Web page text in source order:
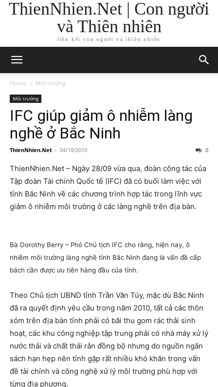
ThienNhien.Net | Con người
và Thiên nhiên
liên kết con người và thiên nhiên
Home Môi trường
Môi trường
IFC giúp giảm ô nhiễm làng
nghề ở Bắc Ninh
ThienNhien.Net - 04/10/2010 0
ThienNhien.Net – Ngày 28/09 vừa qua, đoàn công tác của
Tập đoàn Tài chính Quốc tế (IFC) đã có buổi làm việc với
tỉnh Bắc Ninh về các chương trình hợp tác trong lĩnh vực
giảm ô nhiễm môi trường ở các làng nghề trên địa bàn.
Bà Dorothy Berry – Phó Chủ tịch IFC cho rằng, hiện nay, ô
nhiễm môi trường làng nghề tỉnh Bắc Ninh đang là vấn đề cấp
bách cần được ưu tiên hàng đầu của tỉnh.
Theo Chủ tịch UBND tỉnh Trần Văn Túy, mặc dù Bắc Ninh
đã ra quyết định yêu cầu trong năm 2010, tất cả các thôn
xóm trên địa bàn tỉnh phải có bãi thu gom rác thải sinh
hoạt, các khu công nghiệp tập trung phải có nhà máy xử lý
nước thải và chất thải rắn đồng bộ nhưng do nguồn ngân
sách hạn hẹp nên tỉnh gặp rất nhiều khó khăn trong vấn
đề tài chính và công nghệ xử lý môi trường phù hợp với
từng địa phương.